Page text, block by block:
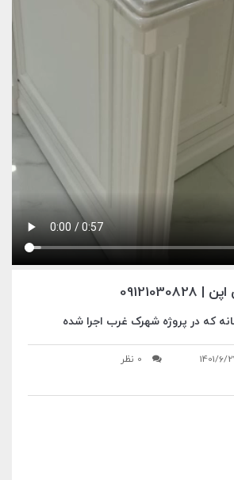
که در پروژه شهرک غرب اجرا شده
1401/6/ 0 نظر